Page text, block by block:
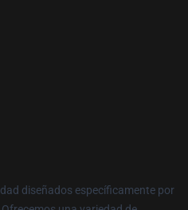
diseñados específicamente por